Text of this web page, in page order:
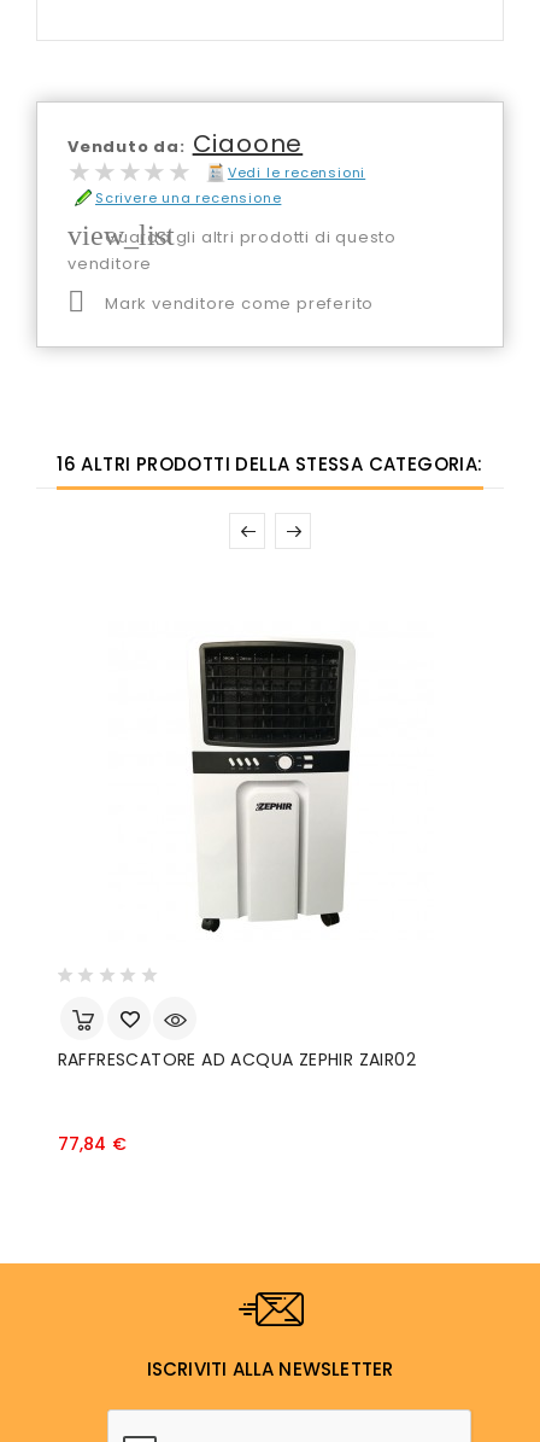
Venduto da: Ciaoone
★★★★★
★★★★★
Vedi le recensioni
Scrivere una recensione
view_list
Guarda gli altri prodotti di questo
venditore
 Mark venditore come preferito
16 ALTRI PRODOTTI DELLA STESSA CATEGORIA:
RAFFRESCATORE AD ACQUA ZEPHIR ZAIR02
77,84 €Prezzo
ISCRIVITI ALLA NEWSLETTER